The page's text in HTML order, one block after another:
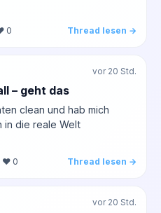
0 Thread lesen →
vor 20 Std.
– geht das
clean und hab mich
in die reale Welt
❤️ 0 Thread lesen →
vor 20 Std.